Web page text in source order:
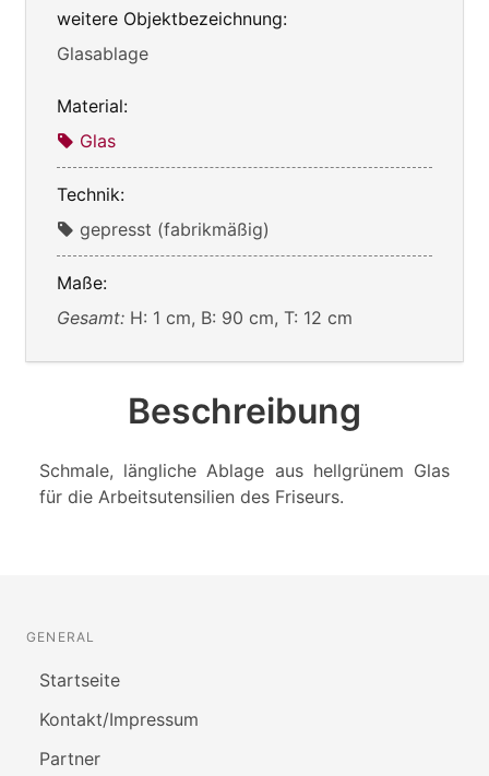
weitere Objektbezeichnung:
Glasablage
Material:
Glas
Technik:
gepresst (fabrikmäßig)
Maße:
Gesamt: H: 1 cm, B: 90 cm, T: 12 cm
Beschreibung
Schmale, längliche Ablage aus hellgrünem Glas
für die Arbeitsutensilien des Friseurs.
GENERAL
Startseite
Kontakt/Impressum
Partner